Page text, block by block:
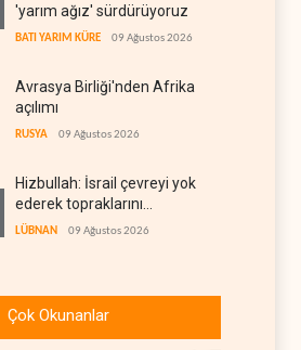
'yarım ağız' sürdürüyoruz
BATI YARIM KÜRE 09 Ağustos 2026
Avrasya Birliği'nden Afrika
açılımı
RUSYA 09 Ağustos 2026
Hizbullah: İsrail çevreyi yok
ederek topraklarını
genişletiyor
LÜBNAN 09 Ağustos 2026
Muhsin Rızai'ye yeni görev
Çok Okunanlar